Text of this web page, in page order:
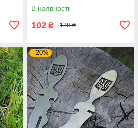
В наявності
102 ₴ 128 ₴
–20%